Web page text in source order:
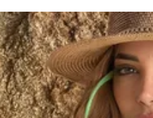
Ukrainie